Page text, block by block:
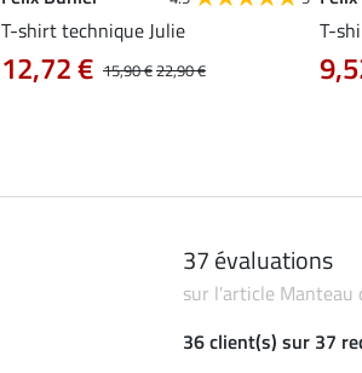
T-shirt technique Julie
15,90 €22,90 €
12,72 €
T-
37 évaluations
sur l'article Manteau
36 client(s) sur 37